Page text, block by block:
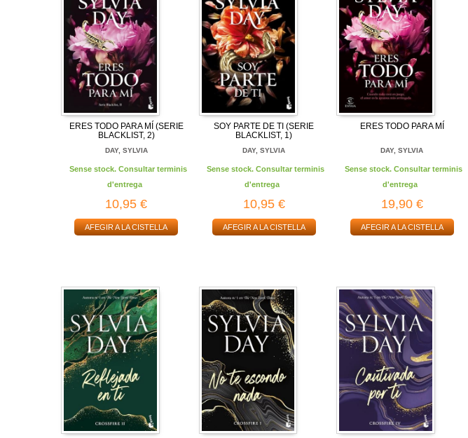
ERES TODO PARA MÍ (SERIE
BLACKLIST, 2)
DAY, SYLVIA
Sense stock. Consultar terminis
d'entrega
10,95 €
AFEGIR A LA CISTELLA
SOY PARTE DE TI (SERIE
BLACKLIST, 1)
DAY, SYLVIA
Sense stock. Consultar terminis
d'entrega
10,95 €
AFEGIR A LA CISTELLA
ERES TODO PARA MÍ
DAY, SYLVIA
Sense stock. Consultar terminis
d'entrega
19,90 €
AFEGIR A LA CISTELLA